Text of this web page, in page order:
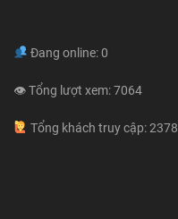
Đang online: 0
👁 Tổng lượt xem: 7064
Tổng khách truy cập: 2378